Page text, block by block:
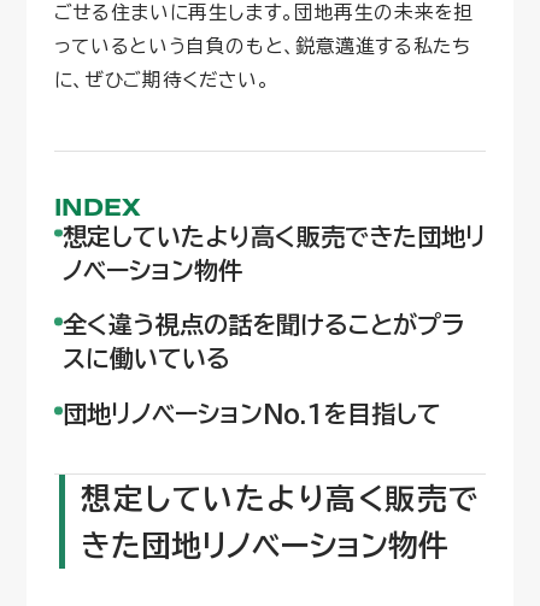
ごせる住まいに再生します。団地再生の未来を担
っているという自負のもと、鋭意邁進する私たち
に、ぜひご期待ください。
INDEX
想定していたより高く販売できた団地リ
ノベーション物件
全く違う視点の話を聞けることがプラ
スに働いている
団地リノベーションNo.1を目指して
想定していたより高く販売で
きた団地リノベーション物件